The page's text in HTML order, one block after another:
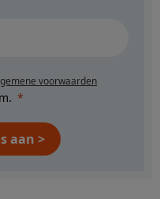
voorwaarden
aan >